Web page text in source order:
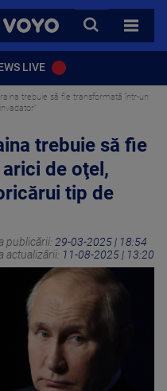
VOYO
CAUTA
TOATE
LIVE
trebuie să fie transformată într-un
trebuie să fie
de oţel,
tip de
publicării: 29-03-2025 | 18:54
actualizării: 11-08-2025 | 13:20